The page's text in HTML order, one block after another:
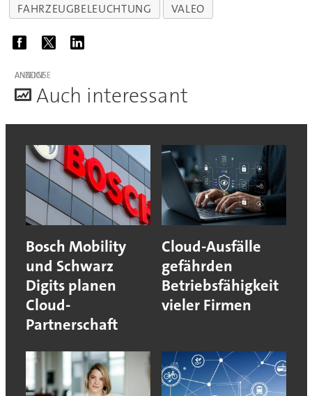
FAHRZEUGBELEUCHTUNG
VALEO
ANZEIGE
Auch interessant
Bosch Mobility
und Schwarz
Digits planen
Cloud-
Partnerschaft
Cloud-Ausfälle
gefährden
Betriebsfähigkeit
vieler Firmen